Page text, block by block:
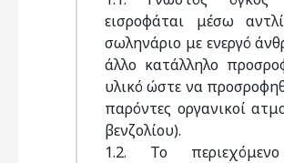
εισροφάται μέσω
σωληνάριο με ενεργό
άλλο κατάλληλο
υλικό ώστε να
παρόντες οργανικοί
βενζολίου).
1.2. Το